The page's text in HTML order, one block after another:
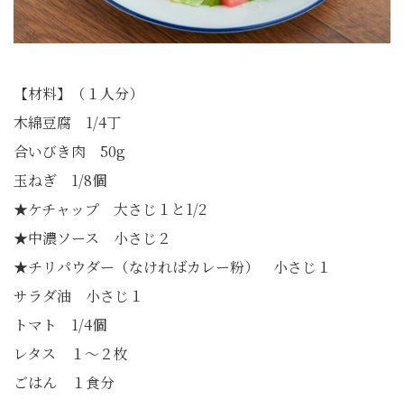
【材料】（１人分）
木綿豆腐 1/4丁
合いびき肉 50g
玉ねぎ 1/8個
★ケチャップ 大さじ１と1/2
★中濃ソース 小さじ２
★チリパウダー（なければカレー粉） 小さじ１
サラダ油 小さじ１
トマト 1/4個
レタス １～２枚
ごはん １食分